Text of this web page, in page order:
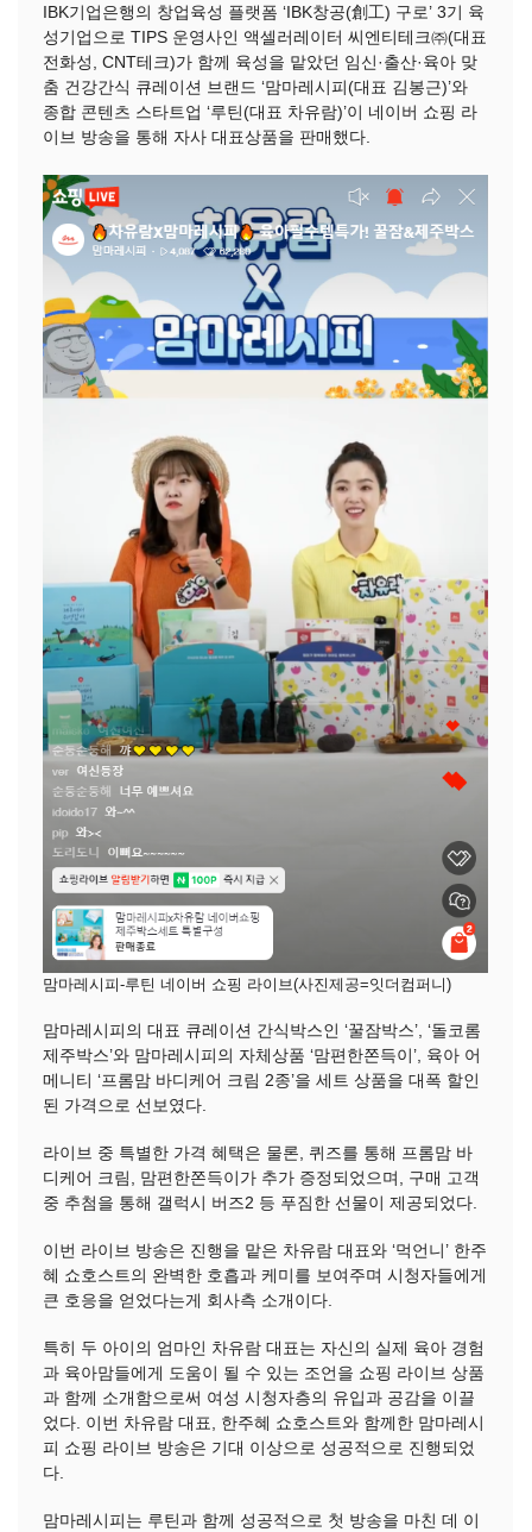
IBK기업은행의 창업육성 플랫폼 ‘IBK창공(創工) 구로’ 3기 육
성기업으로 TIPS 운영사인 액셀러레이터 씨엔티테크㈜(대표
전화성, CNT테크)가 함께 육성을 맡았던 임신·출산·육아 맞
춤 건강간식 큐레이션 브랜드 ‘맘마레시피(대표 김봉근)’와
종합 콘텐츠 스타트업 ‘루틴(대표 차유람)’이 네이버 쇼핑 라
이브 방송을 통해 자사 대표상품을 판매했다.
맘마레시피-루틴 네이버 쇼핑 라이브(사진제공=잇더컴퍼니)
맘마레시피의 대표 큐레이션 간식박스인 ‘꿀잠박스’, ‘돌코롬
제주박스’와 맘마레시피의 자체상품 ‘맘편한쫀득이’, 육아 어
메니티 ‘프롬맘 바디케어 크림 2종’을 세트 상품을 대폭 할인
된 가격으로 선보였다.
라이브 중 특별한 가격 혜택은 물론, 퀴즈를 통해 프롬맘 바
디케어 크림, 맘편한쫀득이가 추가 증정되었으며, 구매 고객
중 추첨을 통해 갤럭시 버즈2 등 푸짐한 선물이 제공되었다.
이번 라이브 방송은 진행을 맡은 차유람 대표와 ‘먹언니’ 한주
혜 쇼호스트의 완벽한 호흡과 케미를 보여주며 시청자들에게
큰 호응을 얻었다는게 회사측 소개이다.
특히 두 아이의 엄마인 차유람 대표는 자신의 실제 육아 경험
과 육아맘들에게 도움이 될 수 있는 조언을 쇼핑 라이브 상품
과 함께 소개함으로써 여성 시청자층의 유입과 공감을 이끌
었다. 이번 차유람 대표, 한주혜 쇼호스트와 함께한 맘마레시
피 쇼핑 라이브 방송은 기대 이상으로 성공적으로 진행되었
다.
맘마레시피는 루틴과 함께 성공적으로 첫 방송을 마친 데 이